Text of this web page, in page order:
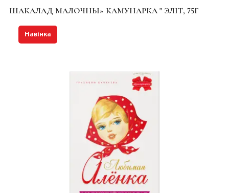
ШАКАЛАД МАЛОЧНЫ» КАМУНАРКА " ЭЛІТ, 75Г
Навінка